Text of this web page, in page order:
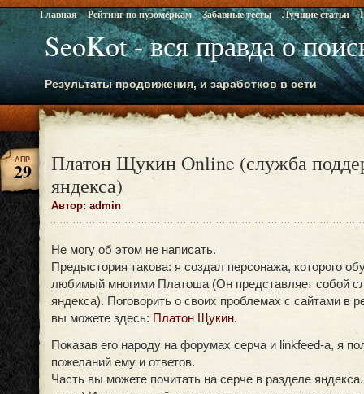
SeoKot - вся правда о
Результаты продвижения, и заработков в сети
Главная Рейтинг по пузомеркам Забавные тесты Лучшие статьи
Платон Щукин Online (служба
яндекса)
Автор: admin
АПР
29
Не могу об этом не написать.
Предыстория такова: я создал персонажа, которого
любимый многими Платоша (Он представляет собой
яндекса). Поговорить о своих проблемах с сайтами в
вы можете здесь: Платон Щукин.
Показав его народу на форумах серча и linkfeed-а, я
пожеланий ему и ответов.
Часть вы можете почитать на серче в разделе